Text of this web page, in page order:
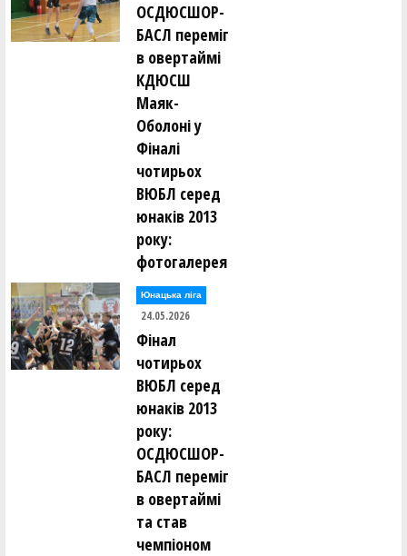
ОСДЮСШОР-
БАСЛ переміг
в овертаймі
КДЮСШ
Маяк-
Оболоні у
Фіналі
чотирьох
ВЮБЛ серед
юнаків 2013
року:
фотогалерея
Юнацька ліга
24.05.2026
Фінал
чотирьох
ВЮБЛ серед
юнаків 2013
року:
ОСДЮСШОР-
БАСЛ переміг
в овертаймі
та став
чемпіоном